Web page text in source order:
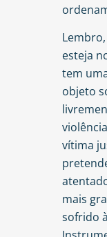
esteja
tem
objeto
vítima
mais
sofrido